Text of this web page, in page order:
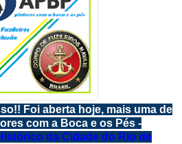
Foi aberta hoje, mais uma de
com a Boca e os Pés -
da Cidade do Rio de